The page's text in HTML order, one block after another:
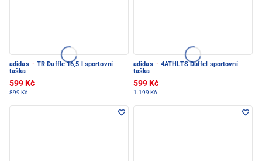
adidas · TR Duffle 16,5 l sportovní
taška
599 Kč
899 Kč
adidas · 4ATHLTS Duffel sportovní
taška
599 Kč
1.199 Kč